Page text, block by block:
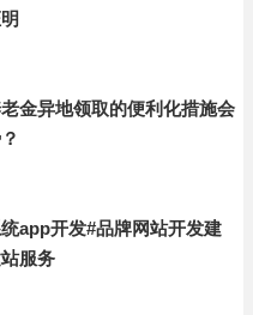
金异地领取的便利化措施会
app开发#品牌网站开发建
服务